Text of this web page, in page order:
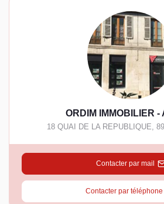
ORDIM IMMOBILIER -
18 QUAI DE LA REPUBLIQUE
Contacter par mail
Contacter par téléphone